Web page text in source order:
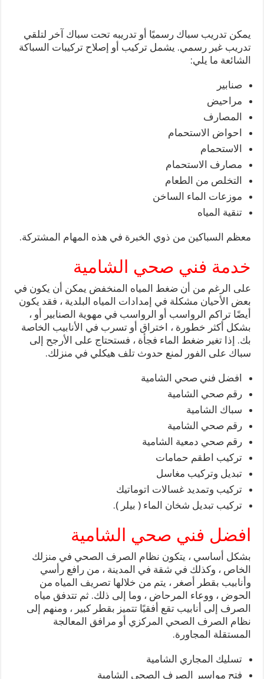
يمكن تدريب سباك رسميًا أو تدريبه تحت سباك آخر لتلقي
تدريب غير رسمي. يشمل تركيب أو إصلاح تركيبات السباكة
الشائعة ما يلي:
صنابير
مراحيض
المصارف
احواض الاستحمام
الاستحمام
مصارف الاستحمام
التخلص من الطعام
موزعات الماء الساخن
تنقية المياه
معظم السباكين من ذوي الخبرة في هذه المهام المشتركة.
خدمة فني صحي الشامية
على الرغم من أن ضغط المياه المنخفض يمكن أن يكون في
بعض الأحيان مشكلة في إمدادات المياه البلدية ، فقد يكون
أيضًا تراكم الرواسب أو الرواسب في مهوية الصنابير أو ،
بشكل أكثر خطورة ، اختراق أو تسرب في الأنابيب الخاصة
بك. إذا تغير ضغط الماء فجأة ، فستحتاج على الأرجح إلى
سباك على الفور لمنع حدوث تلف هيكلي في منزلك.
افضل فني صحي الشامية
رقم صحي الشامية
سباك الشامية
رقم صحي الشامية
رقم صحي دمعية الشامية
تركيب اطقم حمامات
تبديل وتركيب مغاسل
تركيب وتمديد غسالات اتوماتيك
تركيب تبديل شخان الماء ( بيلر ).
افضل فني صحي الشامية
بشكل أساسي ، يتكون نظام الصرف الصحي في منزلك
الخاص ، وكذلك في شقة في المدينة ، من رافع رأسي
وأنابيب بقطر أصغر ، يتم من خلالها تصريف المياه من
الحوض ، ووعاء المرحاض ، وما إلى ذلك. ثم تتدفق مياه
الصرف إلى أنابيب تقع أفقيًا تتميز بقطر كبير ، ومنهم إلى
نظام الصرف الصحي المركزي أو مرافق المعالجة
المستقلة المجاورة.
تسليك المجاري الشامية
فتح مواسير الصرف الصحي الشامية